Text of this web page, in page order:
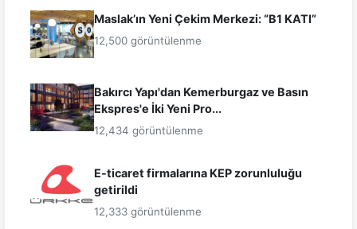
Maslak’ın Yeni Çekim Merkezi: “B1 KATI”
12,500 görüntülenme
Bakırcı Yapı'dan Kemerburgaz ve Basın
Ekspres'e İki Yeni Pro...
12,434 görüntülenme
E-ticaret firmalarına KEP zorunluluğu
getirildi
12,333 görüntülenme